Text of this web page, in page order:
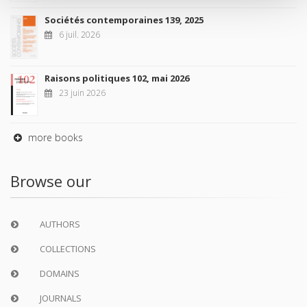
Sociétés contemporaines 139, 2025
6 juil. 2026
Raisons politiques 102, mai 2026
23 juin 2026
more books
Browse our
AUTHORS
COLLECTIONS
DOMAINS
JOURNALS